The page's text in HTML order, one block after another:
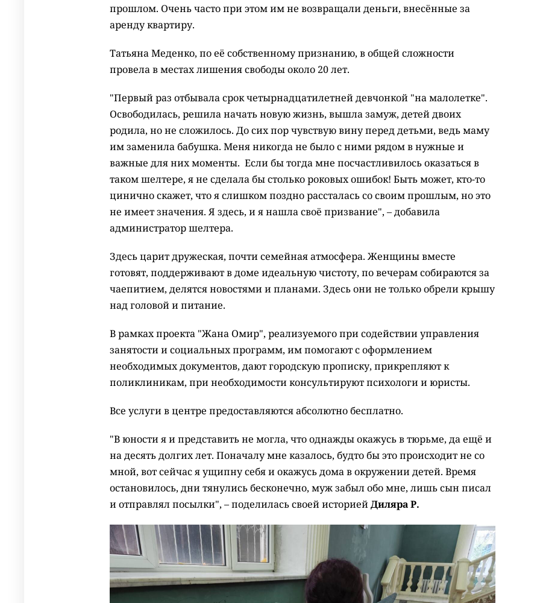
прошлом. Очень часто при этом им не возвращали деньги, внесённые за
аренду квартиру.
Татьяна Меденко, по её собственному признанию, в общей сложности
провела в местах лишения свободы около 20 лет.
"Первый раз отбывала срок четырнадцатилетней девчонкой "на малолетке".
Освободилась, решила начать новую жизнь, вышла замуж, детей двоих
родила, но не сложилось. До сих пор чувствую вину перед детьми, ведь маму
им заменила бабушка. Меня никогда не было с ними рядом в нужные и
важные для них моменты. Если бы тогда мне посчастливилось оказаться в
таком шелтере, я не сделала бы столько роковых ошибок! Быть может, кто-то
цинично скажет, что я слишком поздно рассталась со своим прошлым, но это
не имеет значения. Я здесь, и я нашла своё призвание", – добавила
администратор шелтера.
Здесь царит дружеская, почти семейная атмосфера. Женщины вместе
готовят, поддерживают в доме идеальную чистоту, по вечерам собираются за
чаепитием, делятся новостями и планами. Здесь они не только обрели крышу
над головой и питание.
В рамках проекта "Жана Омир", реализуемого при содействии управления
занятости и социальных программ, им помогают с оформлением
необходимых документов, дают городскую прописку, прикрепляют к
поликлиникам, при необходимости консультируют психологи и юристы.
Все услуги в центре предоставляются абсолютно бесплатно.
"В юности я и представить не могла, что однажды окажусь в тюрьме, да ещё и
на десять долгих лет. Поначалу мне казалось, будто бы это происходит не со
мной, вот сейчас я ущипну себя и окажусь дома в окружении детей. Время
остановилось, дни тянулись бесконечно, муж забыл обо мне, лишь сын писал
и отправлял посылки", – поделилась своей историейДиляра Р.